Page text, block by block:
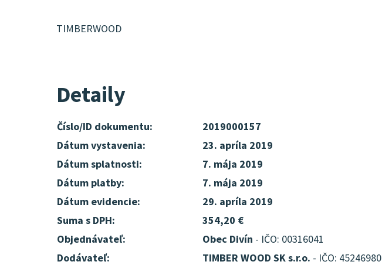
TIMBERWOOD
Detaily
Číslo/ID dokumentu:
2019000157
Dátum vystavenia:
23. apríla 2019
Dátum splatnosti:
7. mája 2019
Dátum platby:
7. mája 2019
Dátum evidencie:
29. apríla 2019
Suma s DPH:
354,20 €
Objednávateľ:
Obec Divín - IČO: 00316041
Dodávateľ:
TIMBER WOOD SK s.r.o. - IČO: 45246980